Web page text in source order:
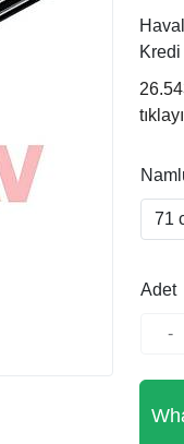
Kredi
71
Adet
-